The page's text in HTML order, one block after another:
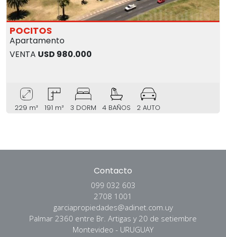
POCITOS
Apartamento
VENTA USD 980.000
229 m² 191 m² 3 DORM 4 BAÑOS 2 AUTO
Contacto
099 032 603
2708 1001
garciapropiedades@adinet.com.uy
Palmar 2360 entre Br. Artigas y 20 de setiembre
Montevideo - URUGUAY